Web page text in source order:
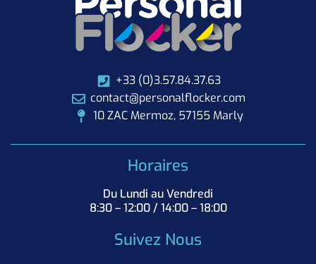
+33 (0)3.57.84.37.63
contact@personalflocker.com
10 ZAC Mermoz, 57155 Marly
Horaires
Du Lundi au Vendredi
8:30 – 12:00 / 14:00 – 18:00
Suivez Nous